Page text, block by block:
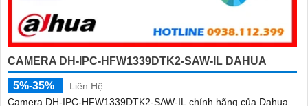
CAMERA DH-IPC-HFW1339DTK2-SAW-IL DAHUA
5%-35%
Liên Hệ
Camera DH-IPC-HFW1339DTK2-SAW-IL chính hãng của Dahua